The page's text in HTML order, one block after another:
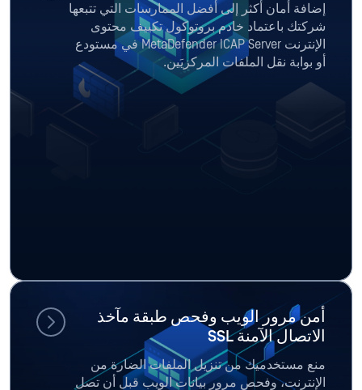
إضافة أمان أكثر إلى أفضل الممارسات التي تتبعها
شركتك باعتماد خادم بروتوكول تكييف محتوى
الإنترنت MetaDefender ICAP Server في مستودع
أو بوابة نقل الملفات المركزيَين.
أمن مرور الويب وفحص طبقة مآخذ
الاتصال الآمنة SSL
منع مستخدميك من تنزيل الملفات الضارة من
الإنترنت، وفحص مرور بيانات الويب قبل أن تصل